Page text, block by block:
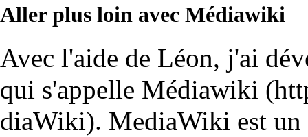
Aller plus loin avec Médiawiki
Avec l'aide de Léon, j'ai
qui s'appelle Médiawiki
. MediaWiki est